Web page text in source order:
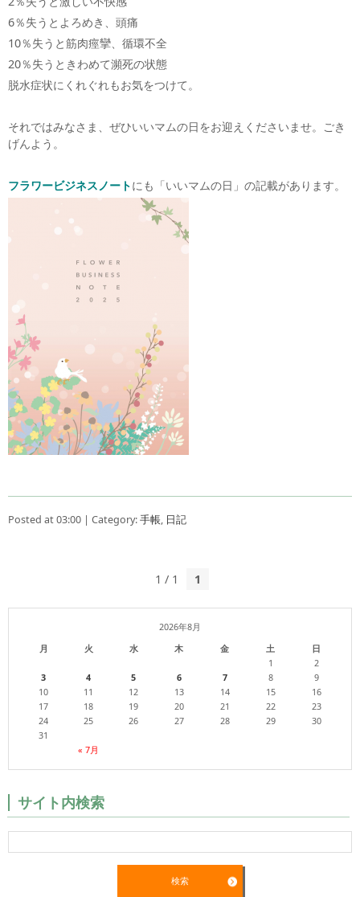
6％失うと ​よろめき、頭痛
10％失うと​筋肉痙攣、循環不全
20％失うと ​きわめて瀕死の状態
脱水症状にくれぐれもお気をつけて。
それではみなさま、ぜひいいマムの日をお迎えくださいませ。ごき
げんよう。
フラワービジネスノートにも「いいマムの日」の記載があります。
Posted at 03:00 | Category:手帳, 日記
1 / 1 1
2026年8月
月
火 水 木 金 土 日
« 7月
1
2
3
4 5 6 7 8
9
10
11 12 13 14 15
16
17
18 19 20 21 22
23
24
25 26 27 28 29
30
31
サイト内検索